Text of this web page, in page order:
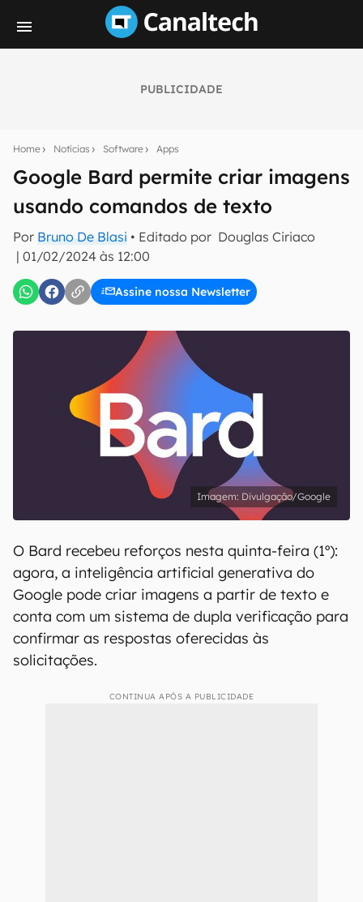
PUBLICIDADE
Home Notícias Software Apps
Google Bard permite criar imagens
usando comandos de texto
Por Bruno De Blasi • Editado por Douglas Ciriaco
| 01/02/2024 às 12:00
Assine nossa Newsletter
notícias e reviews sobre tecnologia em primeira
E-mail
Uso e Política de Privacidade do Canaltech.
Divulgação/Google
O Bard recebeu reforços nesta quinta-feira (1º):
agora, a inteligência artificial generativa do
Google pode criar imagens a partir de texto e
conta com um sistema de dupla verificação para
confirmar as respostas oferecidas às
solicitações.
CONTINUA APÓS A PUBLICIDADE